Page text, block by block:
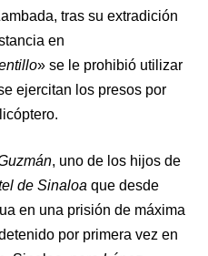
tras su extradición
en
» se le prohibió utilizar
ejercitan los presos por
, uno de los hijos de
de Sinaloa que desde
en una prisión de máxima
por primera vez en